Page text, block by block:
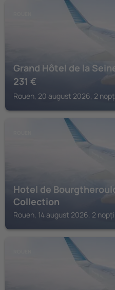
Grand Hôtel de la
231 €
Rouen, 20 august 2026, 2
Hotel de
Collection
Rouen, 14 august 2026, 2 nopți